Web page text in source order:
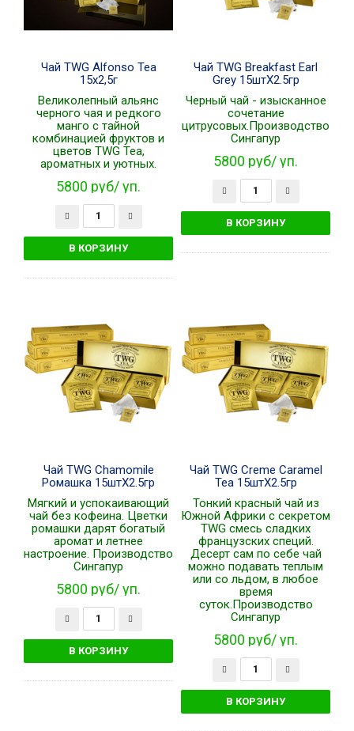
Чай TWG Alfonso Tea
15х2,5г
Великолепный альянс
черного чая и редкого
манго с тайной
комбинацией фруктов и
цветов TWG Tea,
ароматных и уютных.
5800 руб/ уп.
Чай TWG Breakfast Earl
Grey 15штХ2.5гр
Черный чай - изысканное
сочетание
цитрусовых.Производство
Сингапур
5800 руб/ уп.
Чай TWG Chamomile
Ромашка 15штХ2.5гр
Мягкий и успокаивающий
чай без кофеина. Цветки
ромашки дарят богатый
аромат и летнее
настроение. Производство
Сингапур
5800 руб/ уп.
Чай TWG Creme Caramel
Tea 15штХ2.5гр
Тонкий красный чай из
Южной Африки с секретом
TWG смесь сладких
французских специй.
Десерт сам по себе чай
можно подавать теплым
или со льдом, в любое
время
суток.Производство
Сингапур
5800 руб/ уп.